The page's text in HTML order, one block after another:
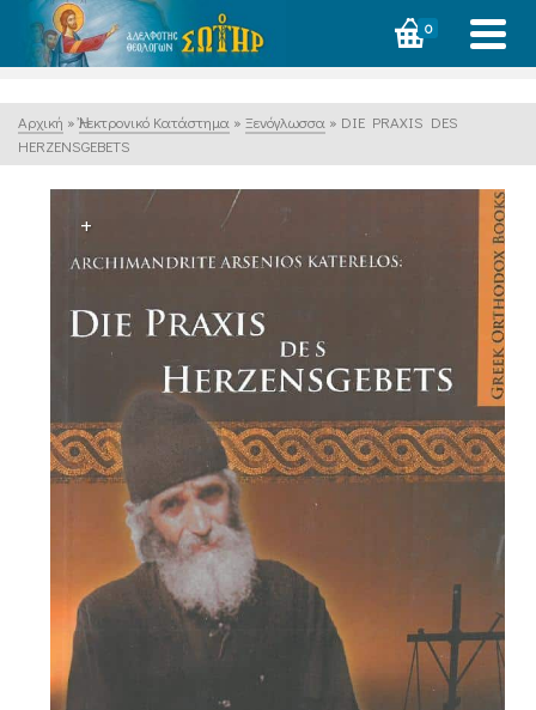
0
Αρχική » Ἠλεκτρονικό Κατάστημα » Ξενόγλωσσα » DIE PRAXIS DES
HERZENSGEBETS